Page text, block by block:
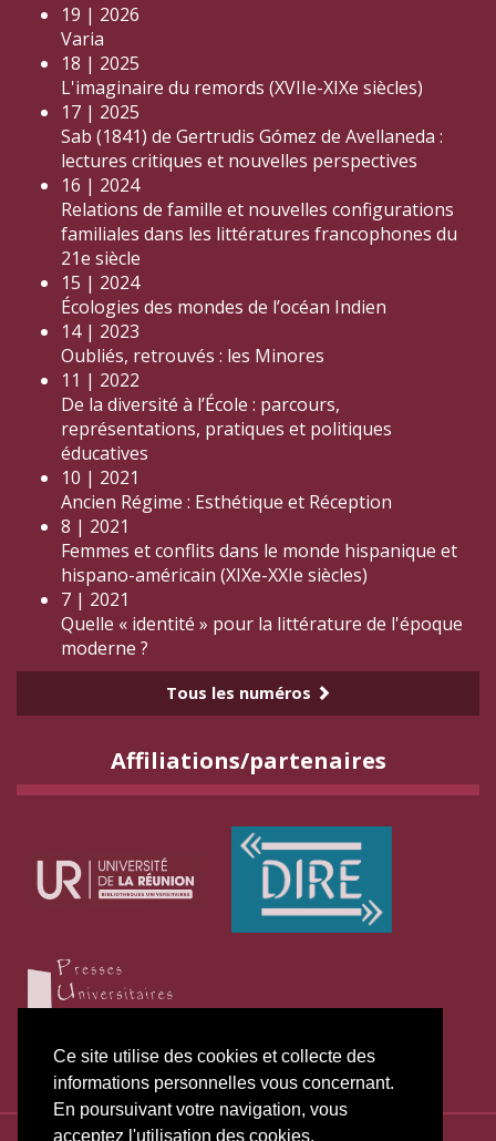
Ce site utilise des cookies et collecte des
informations personnelles vous concernant.
En poursuivant votre navigation, vous
acceptez l'utilisation des cookies.
19 | 2026
Varia
18 | 2025
L'imaginaire du remords (XVIIe-XIXe siècles)
17 | 2025
Sab (1841) de Gertrudis Gómez de Avellaneda :
lectures critiques et nouvelles perspectives
16 | 2024
Relations de famille et nouvelles configurations
familiales dans les littératures francophones du
21e siècle
15 | 2024
Écologies des mondes de l’océan Indien
14 | 2023
Oubliés, retrouvés : les Minores
11 | 2022
De la diversité à l’École : parcours,
représentations, pratiques et politiques
éducatives
10 | 2021
Ancien Régime : Esthétique et Réception
8 | 2021
Femmes et conflits dans le monde hispanique et
hispano-américain (XIXe-XXIe siècles)
7 | 2021
Quelle « identité » pour la littérature de l'époque
moderne ?
Tous les numéros
Affiliations/partenaires